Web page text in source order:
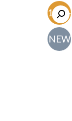
-61.7%
NEW